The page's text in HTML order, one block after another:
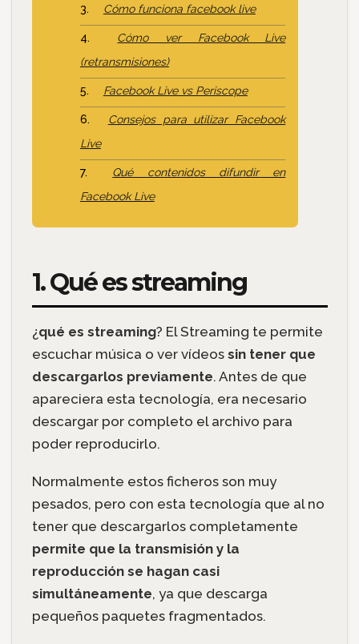
Cómo funciona facebook live
Cómo ver Facebook Live
(retransmisiones)
Facebook Live vs Periscope
Consejos para utilizar Facebook
Live
Qué contenidos difundir en
Facebook Live
1. Qué es streaming
¿qué es streaming? El Streaming te permite
escuchar música o ver vídeossin tener que
descargarlos previamente. Antes de que
apareciera esta tecnología, era necesario
descargar por completo el archivo para
poder reproducirlo.
Normalmente estos ficheros son muy
pesados, pero con esta tecnología que al no
tener que descargarlos completamente
permite que la transmisión y la
reproducción se hagan casi
simultáneamente, ya que descarga
pequeños paquetes fragmentados.